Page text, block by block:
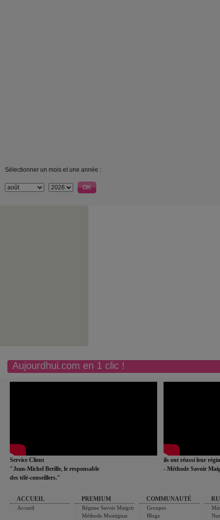
Sélectionner un mois et une année :
Aujourdhui.com en 1 clic !
Service Client
"Jean-Michel Berille, le responsable
des télé-conseillers."
ils ont réussi leur
- Méthode Savoir
ACCUEIL
Accueil
PREMIUM
Régime Savoir Maigrir
Méthode Montignac
COMMUNAUTÉ
Groupes
Blogs